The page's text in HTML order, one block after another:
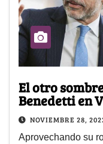
El otro
Benedetti en
NOVIEMBRE 28,
Aprovechando su